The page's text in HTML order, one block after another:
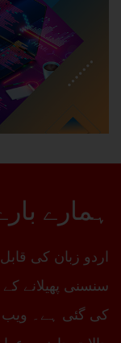
ہمارے
اردو زبان کی
سنسنی پھیلانے
کی گئی ہے۔ ویب